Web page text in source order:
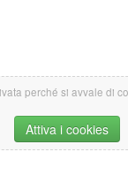
perché si avvale di
Attiva i cookies